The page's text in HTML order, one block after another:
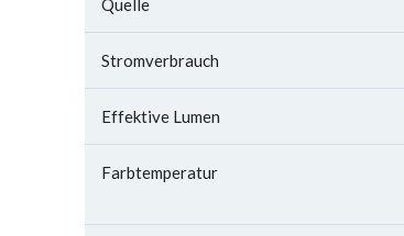
Quelle
Stromverbrauch
Effektive Lumen
Farbtemperatur